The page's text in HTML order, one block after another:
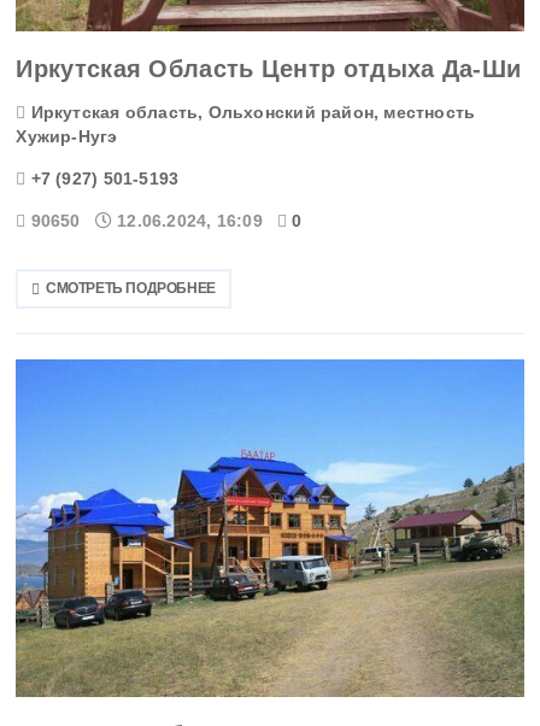
Кемеровская область
Коми
Красноярский край
Курганская область
Курская область
Ленинградская область
Липецкая область
Иркутская Область Центр отдыха Да-Ши
Иркутская область, Ольхонский район, местность
Хужир-Нугэ
+7 (927) 501-5193
90650 12.06.2024, 16:09 0
СМОТРЕТЬ ПОДРОБНЕЕ